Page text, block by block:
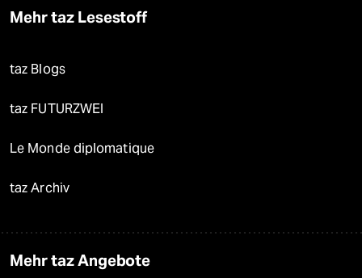
Mehr taz Lesestoff
taz Blogs
taz FUTURZWEI
Le Monde diplomatique
taz Archiv
Mehr taz Angebote